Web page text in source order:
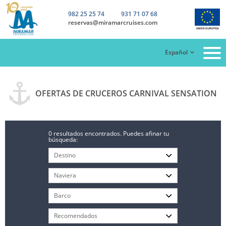
982 25 25 74
931 71 07 68
reservas@miramarcruises.com
Español
OFERTAS DE CRUCEROS CARNIVAL SENSATION
0 resultados encontrados. Puedes afinar tu
búsqueda: